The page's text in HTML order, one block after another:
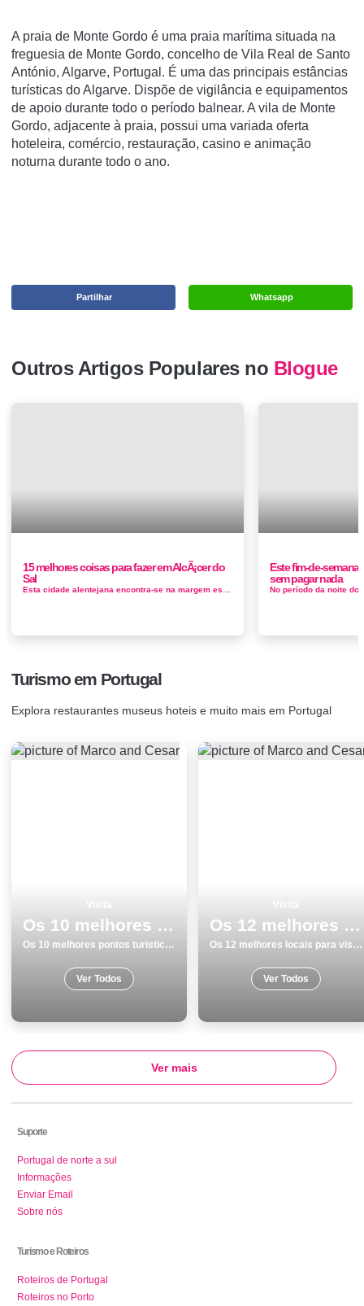
A praia de Monte Gordo é uma praia marí­tima situada na
freguesia de Monte Gordo, concelho de Vila Real de Santo
António, Algarve, Portugal. É uma das principais estâncias
turí­sticas do Algarve. Dispõe de vigilância e equipamentos
de apoio durante todo o perí­odo balnear. A vila de Monte
Gordo, adjacente à praia, possui uma variada oferta
hoteleira, comércio, restauração, casino e animação
noturna durante todo o ano.
Whatsapp
Partilhar
Outros Artigos Populares no Blogue
15 melhores coisas para fazer em AlcÃ¡cer do
Sal
Este fim-de-
sem pagar nada
Turismo em Portugal
Explora restaurantes museus hoteis e muito mais em Portugal
Os 10 melhores pontos turisticos para conhecer e visitar em Portalegre
Os 10 melhores pontos turisticos para conhecer e visitar em Portalegre
Ver Todos
Os 12 melhores locais para visitar em SantarÃ©m
Os 12 melhores locais para visitar em SantarÃ©m
Ver Todos
Ver mais
Suporte
Portugal de norte a sul
Informações
Enviar Email
Sobre nós
Turismo e Roteiros
Roteiros de Portugal
Roteiros no Porto